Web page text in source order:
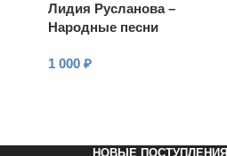
Лидия Русланова –
Народные песни
1 000 ₽
НОВЫЕ ПОСТУПЛЕНИЯ